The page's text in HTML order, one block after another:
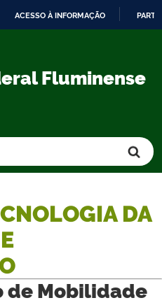
CONTEÚDO
ACESSO À INFORMAÇÃO
Fluminense
DA
de Mobilidade